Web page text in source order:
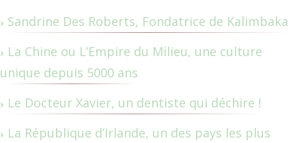
Sandrine Des Roberts, Fondatrice de Kalimbaka
La Chine ou L’Empire du Milieu, une culture
unique depuis 5000 ans
Le Docteur Xavier, un dentiste qui déchire !
La République d’Irlande, un des pays les plus